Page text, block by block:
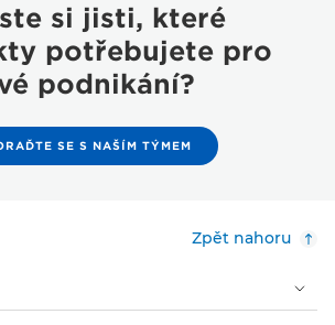
si jisti, které
potřebujete pro
podnikání?
SE S NAŠÍM TÝMEM
Zpět nahoru